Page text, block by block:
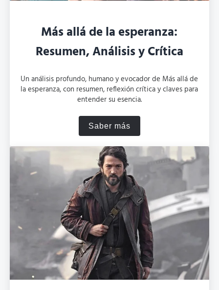
Más allá de la esperanza:
Resumen, Análisis y Crítica
Un análisis profundo, humano y evocador de Más allá de
la esperanza, con resumen, reflexión crítica y claves para
entender su esencia.
Saber másMás allá de la esperanza: